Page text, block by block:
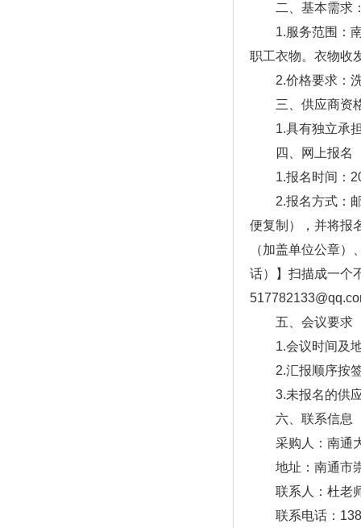
二、基本需求
1.服务范围：南
职工衣物。衣物收
2.价格要求：洗
三、供应商资
1.具有独立承担
四、网上报名
1.报名时间：
2.报名方式：邮
便复制），并将报
（加盖单位公章
话）】扫描成一个
五、会议要求
1.会议时间及地
2.汇报顺序按签
3.未报名的供应
六、联系信息
采购人：南通
地址：南通市崇
联系人：杜老
联系电话：